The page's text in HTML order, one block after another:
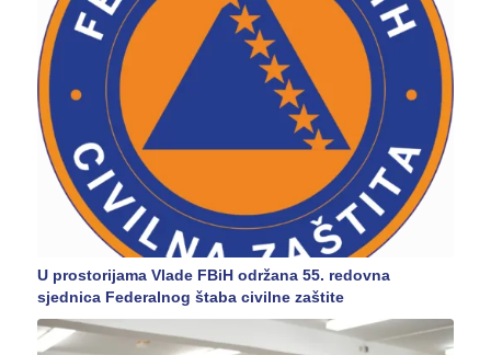
U prostorijama Vlade FBiH održana 55. redovna
sjednica Federalnog štaba civilne zaštite